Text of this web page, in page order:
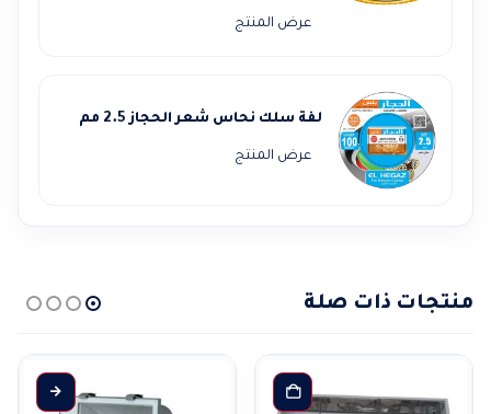
عرض المنتج
لفة سلك نحاس شعر الحجاز 2.5 مم
عرض المنتج
منتجات ذات صلة